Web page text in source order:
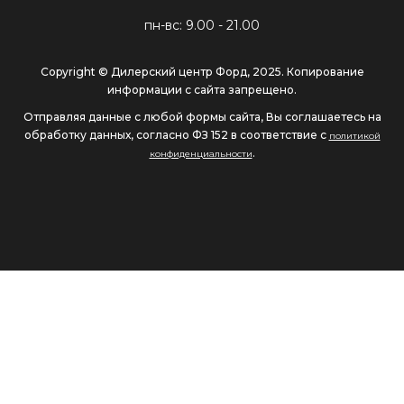
пн-вс: 9.00 - 21.00
Copyright © Дилерский центр Форд, 2025. Копирование
информации с сайта запрещено.
Отправляя данные с любой формы сайта, Вы соглашаетесь на
обработку данных, согласно ФЗ 152 в соответствие с политикой
конфиденциальности.